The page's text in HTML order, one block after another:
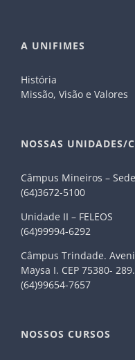
A UNIFIMES
História
Missão, Visão e Valores
NOSSAS UNIDADES/
Câmpus Mineiros – Sede
(64)3672-5100
Unidade II – FELEOS
(64)99994-6292
Câmpus Trindade.
Maysa I. CEP 75380-
(64)99654-7657
NOSSOS CURSOS